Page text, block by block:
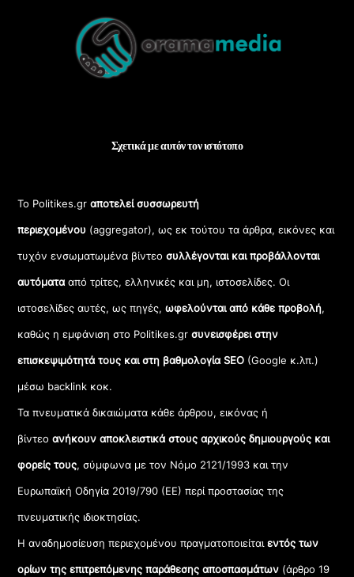
Top
Σχετικά με αυτόν τον ιστότοπο
Το Politikes.grαποτελεί συσσωρευτή
περιεχομένου (aggregator), ως εκ τούτου τα άρθρα, εικόνες και
τυχόν ενσωματωμένα βίντεοσυλλέγονται και προβάλλονται
αυτόματααπό τρίτες, ελληνικές και μη, ιστοσελίδες. Οι
ιστοσελίδες αυτές, ως πηγές,ωφελούνται από κάθε προβολή,
καθώς η εμφάνιση στο Politikes.gr συνεισφέρει στην
επισκεψιμότητά τους και στη βαθμολογία SEO (Google κ.λπ.)
μέσω backlink κοκ.
Τα πνευματικά δικαιώματα κάθε άρθρου, εικόνας ή
βίντεοανήκουν αποκλειστικά στους αρχικούς δημιουργούς και
φορείς τους, σύμφωνα με τον Νόμο 2121/1993 και την
Ευρωπαϊκή Οδηγία 2019/790 (ΕΕ) περί προστασίας της
πνευματικής ιδιοκτησίας.
Η αναδημοσίευση περιεχομένου πραγματοποιείταιεντός των
ορίων της επιτρεπόμενης παράθεσης αποσπασμάτων (άρθρο 19